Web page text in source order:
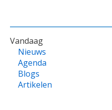
VOET
Vandaag
Nieuws
Agenda
Blogs
Artikelen